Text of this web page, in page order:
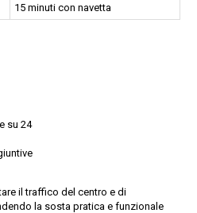
15 minuti con navetta
su 24
il traffico del centro e di
la sosta pratica e funzionale